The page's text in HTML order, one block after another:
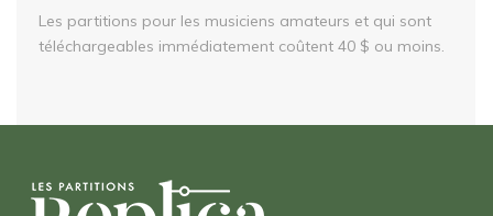
Les partitions pour les musiciens amateurs et qui sont
téléchargeables immédiatement coûtent 40 $ ou moins.